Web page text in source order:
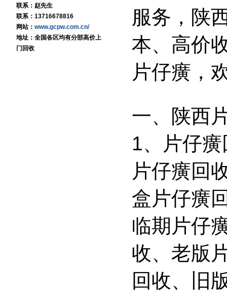
联系：赵先生
联系：13716678816
网站： www.gcpw.com.cn/
地址：全国各区均有分部高价上
门回收
服务，陕
本、高价
片仔癀，
一、陕西
1、片仔
片仔癀回
盒片仔癀
临期片仔
收、老版
回收、旧